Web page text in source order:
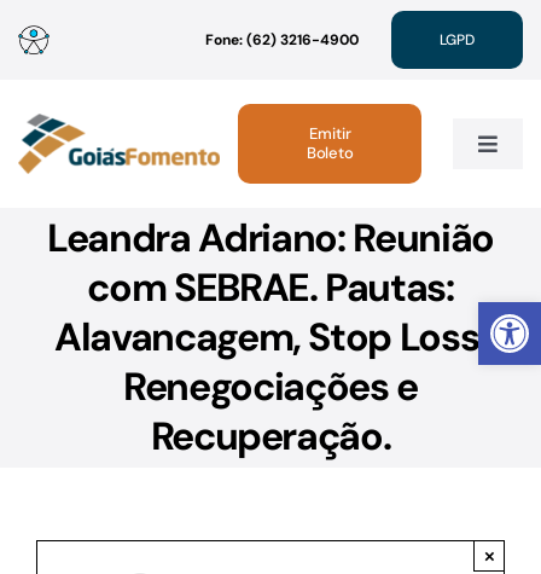
Abrir
para
conteúdo
Fone: (62) 3216-4900 LGPD
Toggle
Institucional
Atendimento
Emitir
Boleto
Leandra Adriano: Reunião
com SEBRAE. Pautas:
Alavancagem, Stop Loss,
Renegociações e
Recuperação.
×